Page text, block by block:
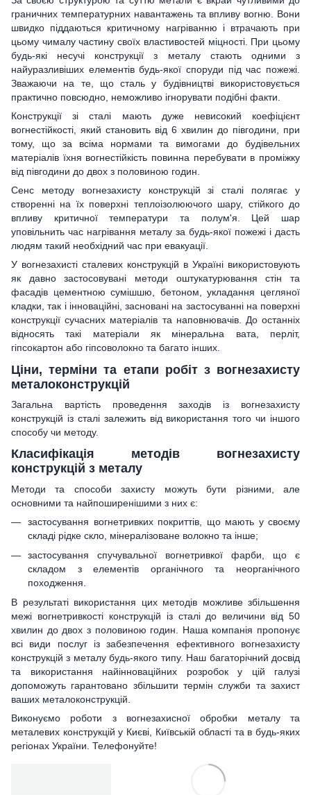
граничних температурних навантажень та впливу вогню. Вони
швидко піддаються критичному нагріванню і втрачають при
цьому чималу частину своїх властивостей міцності. При цьому
будь-які несучі конструкції з металу стають одними з
найуразливіших елементів будь-якої споруди під час пожежі.
Зважаючи на те, що сталь у будівництві використовується
практично повсюдно, неможливо ігнорувати подібні факти.
Конструкції зі сталі мають дуже невисокий коефіцієнт
вогнестійкості, який становить від 6 хвилин до півгодини, при
тому, що за всіма нормами та вимогами до будівельних
матеріалів їхня вогнестійкість повинна перебувати в проміжку
від півгодини до двох з половиною годин.
Сенс методу вогнезахисту конструкцій зі сталі полягає у
створенні на їх поверхні теплоізолюючого шару, стійкого до
впливу критичної температури та полум'я. Цей шар
уповільнить час нагрівання металу за будь-якої пожежі і дасть
людям такий необхідний час при евакуації.
У вогнезахисті сталевих конструкцій в Україні використовують
як давно застосовувані методи оштукатурювання стін та
фасадів цементною сумішшю, бетоном, укладання цегляної
кладки, так і інноваційні, засновані на застосуванні на поверхні
конструкції сучасних матеріалів та наповнювачів. До останніх
відносять такі матеріали як мінеральна вата, перліт,
гіпсокартон або гіпсоволокно та багато інших.
Ціни, терміни та етапи робіт з вогнезахисту
металоконструкцій
Загальна вартість проведення заходів із вогнезахисту
конструкцій із сталі залежить від використання того чи іншого
способу чи методу.
Класифікація методів вогнезахисту
конструкцій з металу
Методи та способи захисту можуть бути різними, але
основними та найпоширенішими з них є:
застосування вогнетривких покриттів, що мають у своєму
складі рідке скло, мінералізоване волокно та інше;
застосування спучувальної вогнетривкої фарби, що є
складом з елементів органічного та неорганічного
походження.
В результаті використання цих методів можливе збільшення
межі вогнетривкості конструкцій із сталі до величини від 50
хвилин до двох з половиною годин. Наша компанія пропонує
всі види послуг із забезпечення ефективного вогнезахисту
конструкцій з металу будь-якого типу. Наш багаторічний досвід
та використання найінноваційних розробок у цій галузі
допоможуть гарантовано збільшити термін служби та захист
ваших металоконструкцій.
Виконуємо роботи з вогнезахисної обробки металу та
металевих конструкцій у Києві, Київській області та в будь-яких
регіонах України. Телефонуйте!